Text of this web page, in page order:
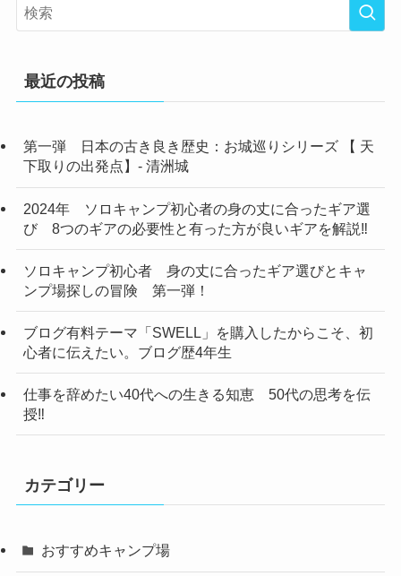
最近の投稿
第一弾 日本の古き良き歴史：お城巡りシリーズ 【 天
下取りの出発点】- 清洲城
2024年 ソロキャンプ初心者の身の丈に合ったギア選
び 8つのギアの必要性と有った方が良いギアを解説‼
ソロキャンプ初心者 身の丈に合ったギア選びとキャ
ンプ場探しの冒険 第一弾！
ブログ有料テーマ「SWELL」を購入したからこそ、初
心者に伝えたい。ブログ歴4年生
仕事を辞めたい40代への生きる知恵 50代の思考を伝
授‼
カテゴリー
おすすめキャンプ場